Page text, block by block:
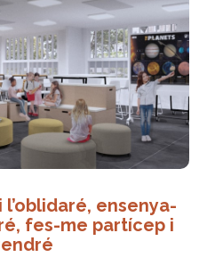
ensenya-
fes-me partícep i